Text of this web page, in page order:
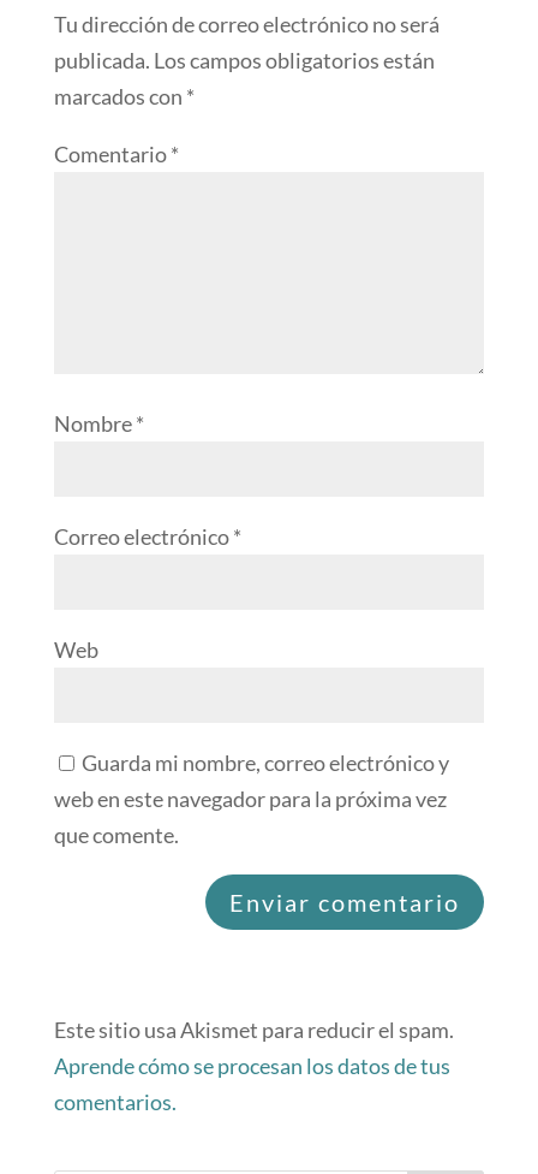
Tu dirección de correo electrónico no será
publicada. Los campos obligatorios están
marcados con *
Comentario*
Nombre*
Correo electrónico*
Web
Guarda mi nombre, correo electrónico y
web en este navegador para la próxima vez
que comente.
Este sitio usa Akismet para reducir el spam.
Aprende cómo se procesan los datos de tus
comentarios.